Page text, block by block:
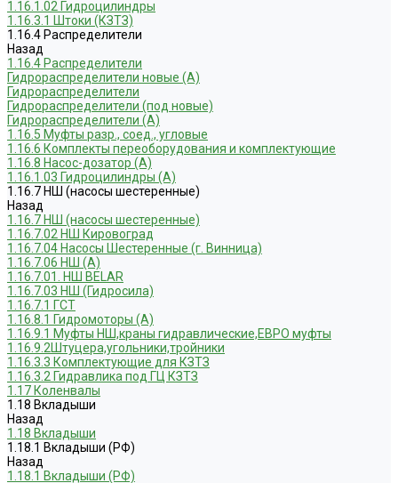
1.16.1.02 Гидроцилиндры
1.16.3.1 Штоки (КЗТЗ)
1.16.4 Распределители
Назад
1.16.4 Распределители
Гидрораспределители новые (А)
Гидрораспределители
Гидрораспределители (под новые)
Гидрораспределители (А)
1.16.5 Муфты разр., соед., угловые
1.16.6 Комплекты переоборудования и комплектующие
1.16.8 Насос-дозатор (А)
1.16.1.03 Гидроцилиндры (А)
1.16.7 НШ (насосы шестеренные)
Назад
1.16.7 НШ (насосы шестеренные)
1.16.7.02 НШ Кировоград
1.16.7.04 Насосы Шестеренные (г. Винница)
1.16.7.06 НШ (А)
1.16.7.01. НШ BELAR
1.16.7.03 НШ (Гидросила)
1.16.7.1 ГСТ
1.16.8.1 Гидромоторы (А)
1.16.9.1 Муфты НШ,краны гидравлические,ЕВРО муфты
1.16.9.2Штуцера,угольники,тройники
1.16.3.3 Комплектующие для КЗТЗ
1.16.3.2 Гидравлика под ГЦ КЗТЗ
1.17 Коленвалы
1.18 Вкладыши
Назад
1.18 Вкладыши
1.18.1 Вкладыши (РФ)
Назад
1.18.1 Вкладыши (РФ)